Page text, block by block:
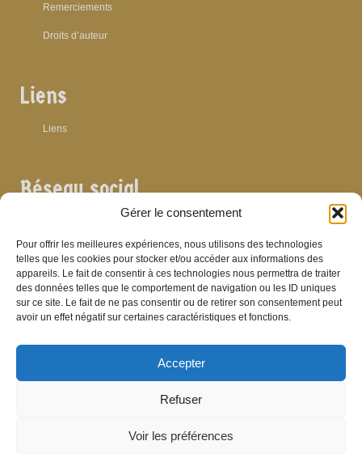
Gérer le consentement
Pour offrir les meilleures expériences, nous utilisons des technologies
telles que les cookies pour stocker et/ou accéder aux informations des
appareils. Le fait de consentir à ces technologies nous permettra de traiter
des données telles que le comportement de navigation ou les ID uniques
sur ce site. Le fait de ne pas consentir ou de retirer son consentement peut
avoir un effet négatif sur certaines caractéristiques et fonctions.
Accepter
Refuser
Voir les préférences
Remerciements
Droits d’auteur
Liens
Liens
Réseau social
Archives
Archives
Bibliographie
© Brasserie de Dinant (anciens établissements Laurent et Stévenart) 2006-2026 -